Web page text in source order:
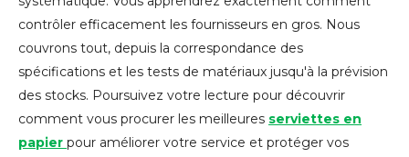
contrôler efficacement les fournisseurs en gros. Nous
couvrons tout, depuis la correspondance des
spécifications et les tests de matériaux jusqu'à la prévision
des stocks. Poursuivez votre lecture pour découvrir
comment vous procurer les meilleures serviettes en
papier pour améliorer votre service et protéger vos